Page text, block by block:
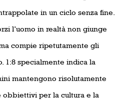
in un ciclo senza fine.
l’uomo in realtà non giunge
compie ripetutamente gli
1:8 specialmente indica la
mantengono risolutamente
obbiettivi per la cultura e la